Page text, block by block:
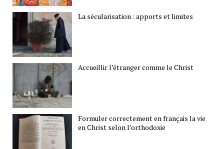
La sécularisation : apports et limites
Accueillir l’étranger comme le Christ
Formuler correctement en français la vie
en Christ selon l’orthodoxie